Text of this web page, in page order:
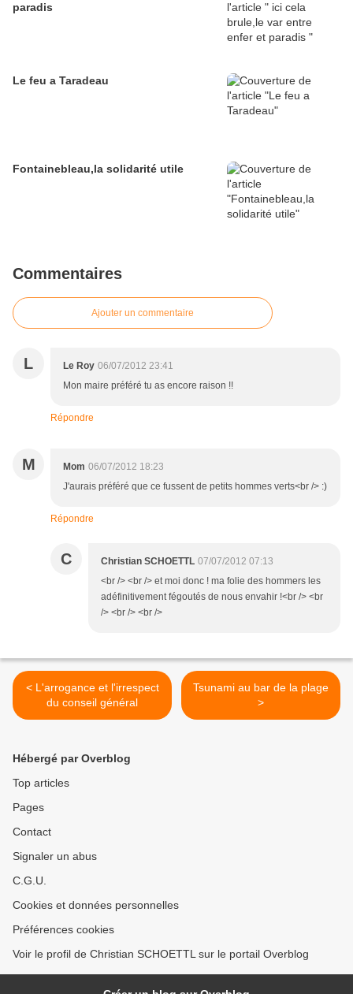
paradis
Le feu a Taradeau
Fontainebleau,la solidarité utile
Commentaires
Ajouter un commentaire
L Le Roy 06/07/2012 23:41
Mon maire préféré tu as encore raison !!
Répondre
M Mom 06/07/2012 18:23
J'aurais préféré que ce fussent de petits hommes verts<br /> :)
Répondre
C Christian SCHOETTL 07/07/2012 07:13
<br /> <br /> et moi donc ! ma folie des hommers les
adéfinitivement fégoutés de nous envahir !<br /> <br
/> <br /> <br />
< L'arrogance et l'irrespect
du conseil général
Tsunami au bar de la plage
>
Hébergé par Overblog
Top articles
Pages
Contact
Signaler un abus
C.G.U.
Cookies et données personnelles
Préférences cookies
Voir le profil de Christian SCHOETTL sur le portail Overblog